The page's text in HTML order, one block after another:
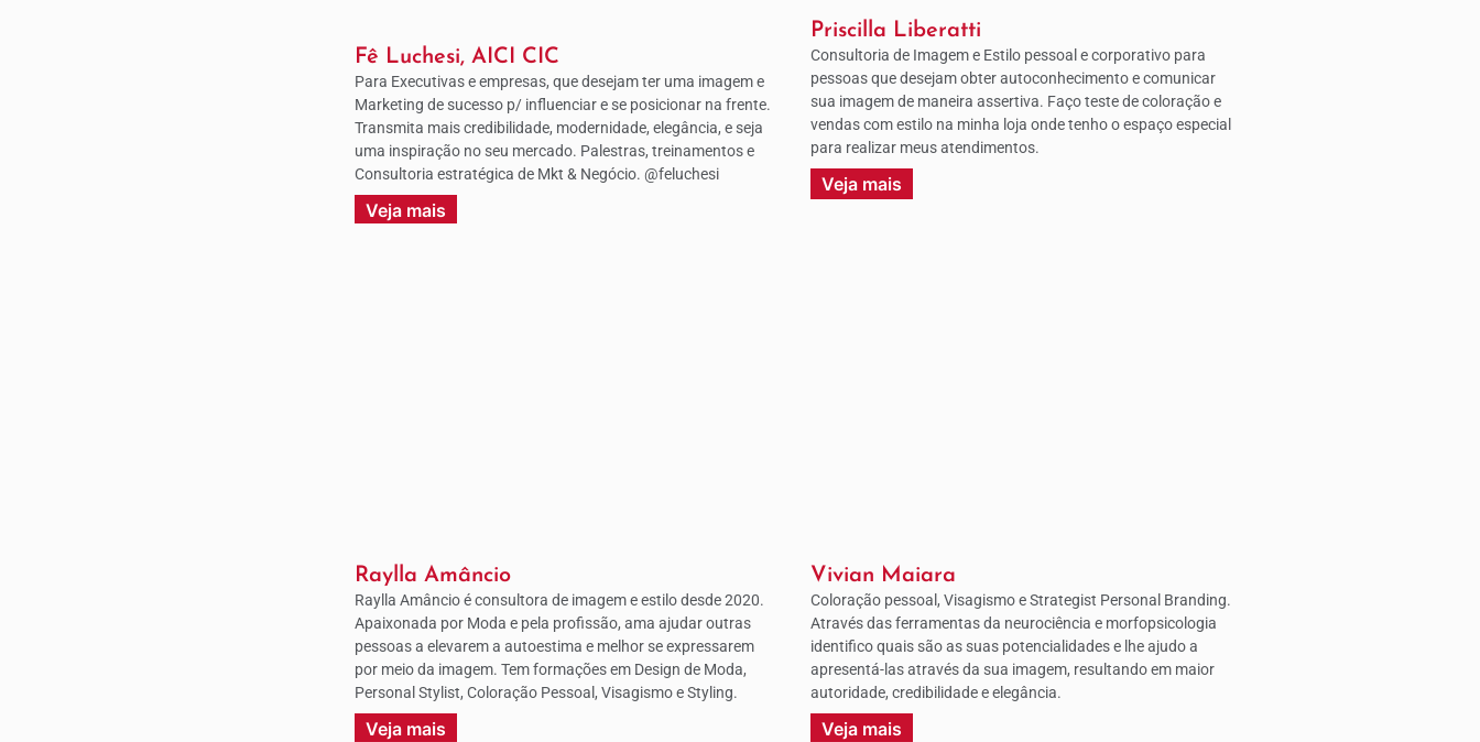
Fê Luchesi, AICI CIC
Para Executivas e empresas, que desejam ter uma imagem e
Marketing de sucesso p/ influenciar e se posicionar na frente.
Transmita mais credibilidade, modernidade, elegância, e seja
uma inspiração no seu mercado. Palestras, treinamentos e
Consultoria estratégica de Mkt & Negócio. @feluchesi
Veja mais
Priscilla Liberatti
Consultoria de Imagem e Estilo pessoal e corporativo para
pessoas que desejam obter autoconhecimento e comunicar
sua imagem de maneira assertiva. Faço teste de coloração e
vendas com estilo na minha loja onde tenho o espaço especial
para realizar meus atendimentos.
Veja mais
Raylla Amâncio
Raylla Amâncio é consultora de imagem e estilo desde 2020.
Apaixonada por Moda e pela profissão, ama ajudar outras
pessoas a elevarem a autoestima e melhor se expressarem
por meio da imagem. Tem formações em Design de Moda,
Personal Stylist, Coloração Pessoal, Visagismo e Styling.
Veja mais
Vivian Maiara
Coloração pessoal, Visagismo e Strategist Personal Branding.
Através das ferramentas da neurociência e morfopsicologia
identifico quais são as suas potencialidades e lhe ajudo a
apresentá-las através da sua imagem, resultando em maior
autoridade, credibilidade e elegância.
Veja mais